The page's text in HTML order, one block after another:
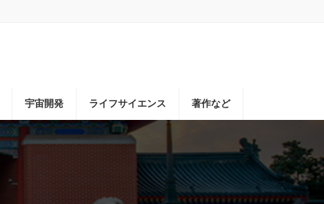
宇宙開発 ライフサイエンス 著作など